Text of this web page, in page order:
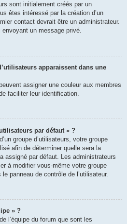
sont initialement créés par un
êtes intéressé par la création d’un
contact devrait être un administrateur.
un message privé.
apparaissent dans une
assigner une couleur aux membres
faciliter leur identification.
par défaut » ?
groupe d’utilisateurs, votre groupe
afin de déterminer quelle sera la
assigné par défaut. Les administrateurs
à modifier vous-même votre groupe
panneau de contrôle de l’utilisateur.
» ?
l’équipe du forum que sont les